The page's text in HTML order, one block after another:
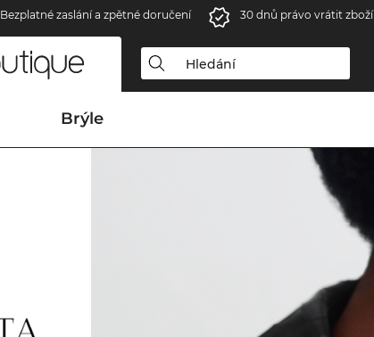
Bezplatné zaslání a zpětné doručení 30 dnů právo vrátit zboží
Brýle